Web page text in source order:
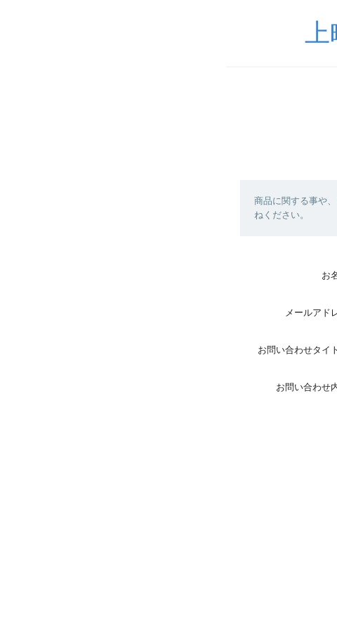
商品に関する事や
ねください。
お
メールアド
お問い合わせタイ
お問い合わせ